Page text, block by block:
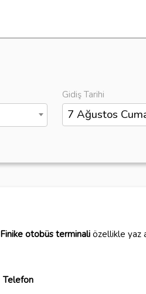
Gidiş Tarihi
Finike otobüs terminaliözellikle yaz
Telefon